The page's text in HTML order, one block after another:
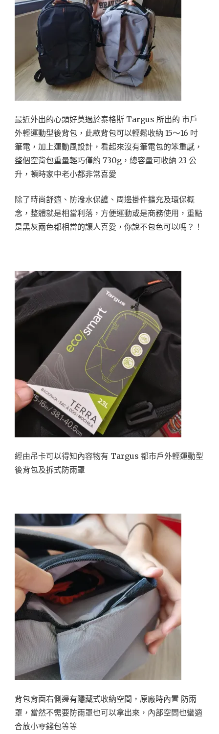
最近外出的心頭好莫過於泰格斯 Targus 所出的 市戶
外輕運動型後背包，此款背包可以輕鬆收納 15～16 吋
筆電，加上運動風設計，看起來沒有筆電包的笨重感，
整個空背包重量輕巧僅約 730g，總容量可收納 23 公
升，頓時家中老小都非常喜愛
除了時尚舒適、防潑水保護、周邊掛件擴充及環保概
念，整體就是相當利落，方便運動或是商務使用，重點
是黑灰兩色都相當的讓人喜愛，你說不包色可以嗎？！
經由吊卡可以得知內容物有 Targus 都市戶外輕運動型
後背包及拆式防雨罩
背包背面右側邊有隱藏式收納空間，原廠時內置 防雨
罩，當然不需要防雨罩也可以拿出來，內部空間也蠻適
合放小零錢包等等